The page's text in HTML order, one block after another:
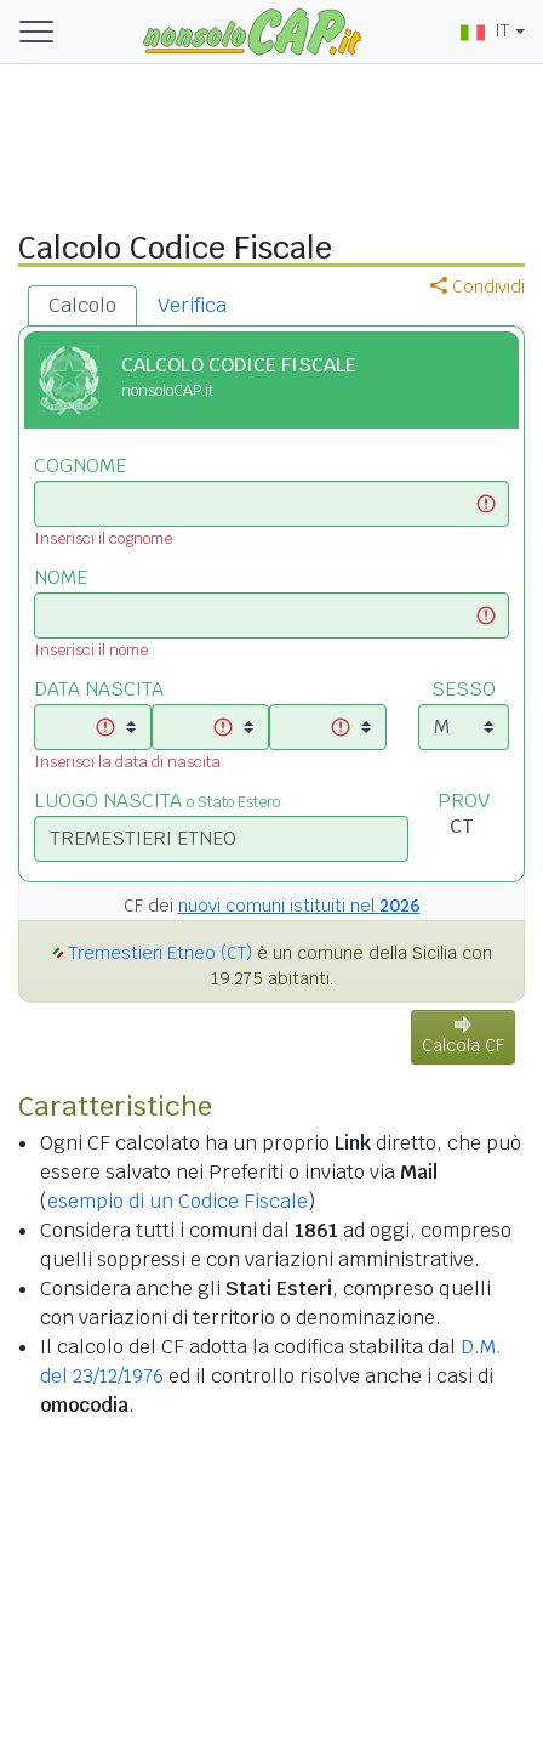
IT
Calcolo Codice Fiscale
Condividi
Calcolo Verifica
CALCOLO CODICE FISCALE
nonsoloCAP.it
COGNOME
Inserisci il cognome
NOME
Inserisci il nome
DATA NASCITA
Inserisci la data di nascita
SESSO
LUOGO NASCITA o Stato Estero PROV
CF dei nuovi comuni istituiti nel 2026
Tremestieri Etneo (CT) è un comune della Sicilia con
19.275 abitanti.
Calcola CF
Caratteristiche
Ogni CF calcolato ha un proprio Linkdiretto, che può
essere salvato nei Preferiti o inviato via Mail
(esempio di un Codice Fiscale)
Considera tutti i comuni dal 1861 ad oggi, compreso
quelli soppressi e con variazioni amministrative.
Considera anche gli Stati Esteri, compreso quelli
con variazioni di territorio o denominazione.
Il calcolo del CF adotta la codifica stabilita dal D.M.
del 23/12/1976 ed il controllo risolve anche i casi di
omocodia.